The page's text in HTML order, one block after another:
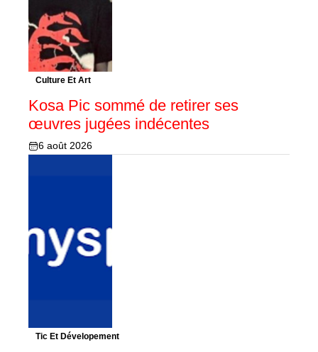
Culture Et Art
Kosa Pic sommé de retirer ses
œuvres jugées indécentes
6 août 2026
Tic Et Dévelopement